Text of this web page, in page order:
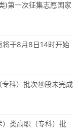
)第一次征集志愿国家
将于8月8日14时开始
科）批次⑩段未完成
类高职（专科）批